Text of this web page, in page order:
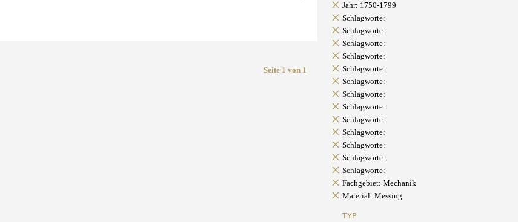
Seite 1 von 1
Jahr: 1750-1799
Schlagworte:
Schlagworte:
Schlagworte:
Schlagworte:
Schlagworte:
Schlagworte:
Schlagworte:
Schlagworte:
Schlagworte:
Schlagworte:
Schlagworte:
Schlagworte:
Schlagworte:
Fachgebiet: Mechanik
Material: Messing
TYP